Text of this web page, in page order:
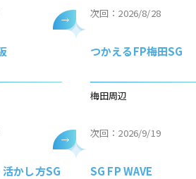
次回：2026/8/28
つかえるFP梅田SG
梅田周辺
次回：2026/9/19
かし方SG
SG FP WAVE